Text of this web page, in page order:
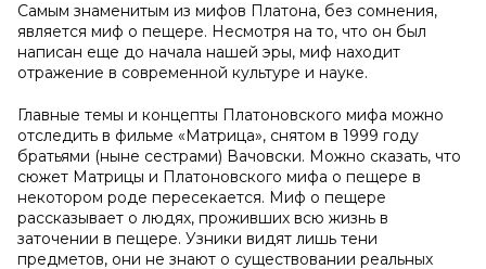
Самым знаменитым из мифов Платона, без сомнения,
является миф о пещере. Несмотря на то, что он был
написан еще до начала нашей эры, миф находит
отражение в современной культуре и науке.
Главные темы и концепты Платоновского мифа можно
отследить в фильме «Матрица», снятом в 1999 году
братьями (ныне сестрами) Вачовски. Можно сказать, что
сюжет Матрицы и Платоновского мифа о пещере в
некотором роде пересекается. Миф о пещере
рассказывает о людях, проживших всю жизнь в
заточении в пещере. Узники видят лишь тени
предметов, они не знают о существовании реальных